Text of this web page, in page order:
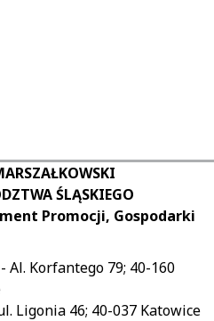
ŚLĄSKIEGO
Promocji, Gospodarki
Al. Korfantego 79; 40-160
Ligonia 46; 40-037 Katowice